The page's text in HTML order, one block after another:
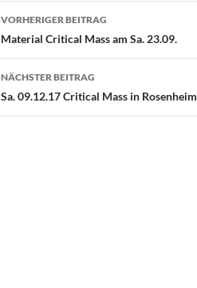
Beitragsnavigation
VORHERIGER BEITRAG
Material Critical Mass am Sa. 23.09.
NÄCHSTER BEITRAG
Sa. 09.12.17 Critical Mass in Rosenheim